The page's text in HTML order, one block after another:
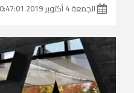
الجمعة 4 أكتوبر 2019 20:47:01